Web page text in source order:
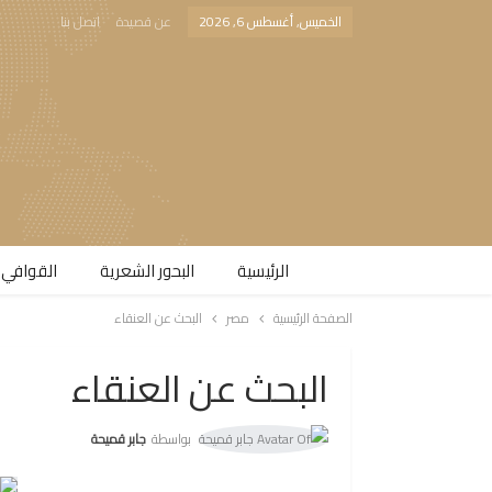
الخميس, أغسطس 6, 2026 عن قصيدة اتصل بنا
الرئيسية البحور الشعرية​
الصفحة الرئيسية مصر البحث عن العنقاء
البحث عن العنقاء
بواسطة جابر قميحة